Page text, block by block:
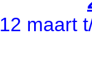
12 maart